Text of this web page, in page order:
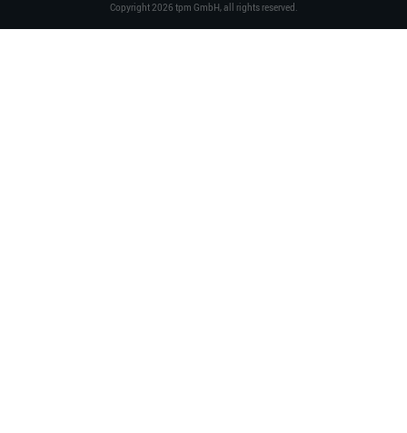
Copyright2026 tpm GmbH, all rights reserved.